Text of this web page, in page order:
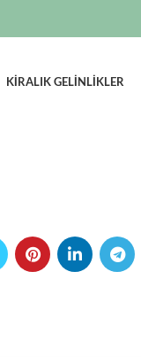
KIRALIK GELINLIKLER